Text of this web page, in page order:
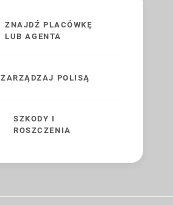
ZNAJDŹ PLACÓWKĘ
LUB AGENTA
ZARZĄDZAJ POLISĄ
SZKODY I
ROSZCZENIA